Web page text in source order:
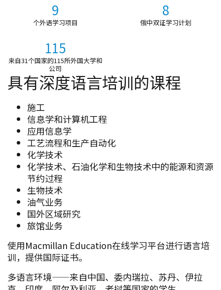
9
个外语学习项目
8
俄中双证学习计划
115
来自31个国家的115所外国大学和
公司
具有深度语言培训的课程
施工
信息学和计算机工程
应用信息学
工艺流程和生产自动化
化学技术
化学技术、石油化学和生物技术中的能源和资源
节约过程
生物技术
油气业务
国外区域研究
旅馆业务
使用Macmillan Education在线学习平台进行语言培
训，提供国际证书。
多语言环境——来自中国、委内瑞拉、苏丹、伊拉